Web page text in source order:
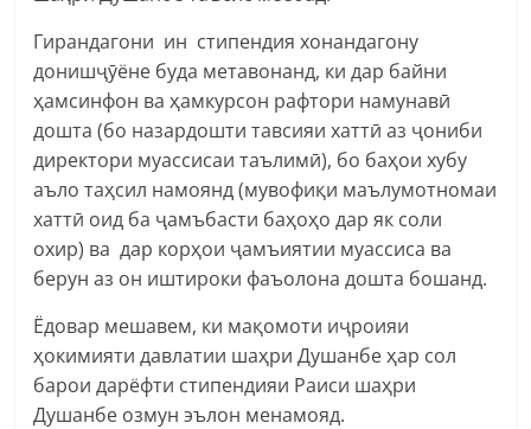
Гирандагони ин стипендия хонандагону
донишҷӯёне буда метавонанд, ки дар байни
ҳамсинфон ва ҳамкурсон рафтори намунавӣ
дошта (бо назардошти тавсияи хаттӣ аз ҷониби
директори муассисаи таълимӣ), бо баҳои хубу
аъло таҳсил намоянд (мувофиқи маълумотномаи
хаттӣ оид ба ҷамъбасти баҳоҳо дар як соли
охир) ва дар корҳои ҷамъиятии муассиса ва
берун аз он иштироки фаъолона дошта бошанд.
Ёдовар мешавем, ки мақомоти иҷроияи
ҳокимияти давлатии шаҳри Душанбе ҳар сол
барои дарёфти стипендияи Раиси шаҳри
Душанбе озмун эълон менамояд.